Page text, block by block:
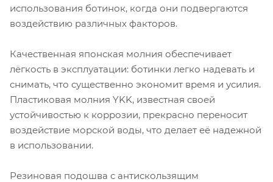
использования ботинок, когда они подвергаются
воздействию различных факторов.
Качественная японская молния обеспечивает
лёгкость в эксплуатации: ботинки легко надевать и
снимать, что существенно экономит время и усилия.
Пластиковая молния YKK, известная своей
устойчивостью к коррозии, прекрасно переносит
воздействие морской воды, что делает её надежной
в использовании.
Резиновая подошва с антискользящим